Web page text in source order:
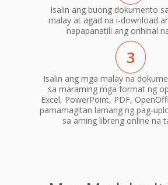
Isalin ang buong dokumento
malay at agad na i-download
napapanatili ang orihinal
3
Isalin ang mga malay na
sa maraming mga format ng
Excel, PowerPoint, PDF,
pamamagitan lamang ng pag-
sa aming libreng online na